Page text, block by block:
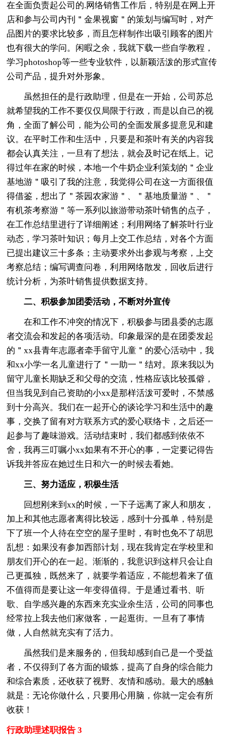
在全面负责起公司的.网络销售工作后，特别是在网上开
店和参与公司内刊＂金果视窗＂的策划与编写时，对产
品图片的要求比较多，而且怎样制作出吸引顾客的图片
也有很大的学问。闲暇之余，我就下载一些自学教程，
学习photoshop等一些专业软件，以新颖活泼的形式宣传
公司产品，提升对外形象。
虽然担任的是行政助理，但是在一开始，公司苏总
就希望我的工作不要仅仅局限于行政，而是以自己的视
角，全面了解公司，能为公司的全面发展多提意见和建
议。在平时工作和生活中，只要是和茶叶有关的内容我
都会认真关注，一旦有了想法，就会及时记在纸上。记
得过年在家的时候，本地一个牛奶企业利策划的＂企业
基地游＂吸引了我的注意，我觉得公司在这一方面很值
得借鉴，想出了＂茶园农家游＂、＂基地质量游＂、＂
有机茶考察游＂等一系列以旅游带动茶叶销售的点子，
在工作总结里进行了详细阐述；利用网络了解茶叶行业
动态，学习茶叶知识；每月上交工作总结，对各个方面
已提出建议三十多条；主动要求外出参观与考察，上交
考察总结；编写调查问卷，利用网络散发，回收后进行
统计分析，为茶叶销售提供数据支持。
二、积极参加团委活动，不断对外宣传
在和工作不冲突的情况下，积极参与团县委的志愿
者交流会和发起的各项活动。印象最深的是在团委发起
的＂xx县青年志愿者牵手留守儿童＂的爱心活动中，我
和xx小学一名儿童进行了＂一助一＂结对。原来我以为
留守儿童长期缺乏和父母的交流，性格应该比较孤僻，
但当我见到自己资助的小xx是那样活泼可爱时，不禁感
到十分高兴。我们在一起开心的谈论学习和生活中的趣
事，交换了留有对方联系方式的爱心联络卡，之后还一
起参与了趣味游戏。活动结束时，我们都感到依依不
舍，我再三叮嘱小xx如果有不开心的事，一定要记得告
诉我并答应在她过生日和六一的时候去看她。
三、努力适应，积极生活
回想刚来到xx的时候，一下子远离了家人和朋友，
加上和其他志愿者离得比较远，感到十分孤单，特别是
下了班一个人待在空空的屋子里时，有时也免不了胡思
乱想：如果没有参加西部计划，现在我肯定在学校里和
朋友们开心的在一起。渐渐的，我意识到这样只会让自
己更孤独，既然来了，就要学着适应，不能想着来了值
不值得而是要让这一年变得值得。于是通过看书、听
歌、自学感兴趣的东西来充实业余生活，公司的同事也
经常拉上我去他们家做客，一起逛街。一旦有了事情
做，人自然就充实有了活力。
虽然我们是来服务的，但我却感到自己是一个受益
者，不仅得到了各方面的锻炼，提高了自身的综合能力
和综合素质，还收获了视野、友情和感动。最大的感触
就是：无论你做什么，只要用心用脑，你就一定会有所
收获！
行政助理述职报告 3